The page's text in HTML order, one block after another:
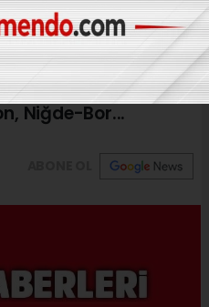
Bor ilçesinde
sürücüsü
idaresindeki saman
Niğde-Bor...